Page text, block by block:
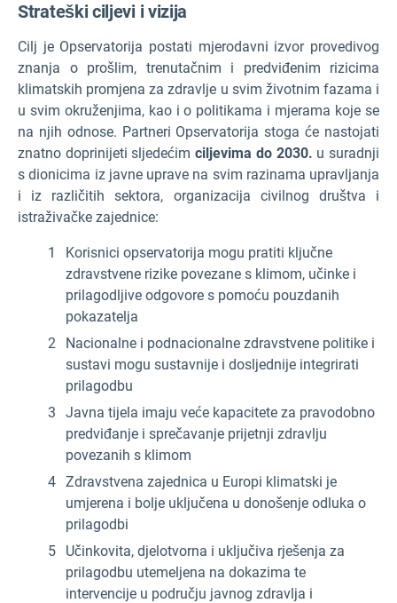
Strateški ciljevi i vizija
Cilj je Opservatorija postati mjerodavni izvor provedivog
znanja o prošlim, trenutačnim i predviđenim rizicima
klimatskih promjena za zdravlje u svim životnim fazama i
u svim okruženjima, kao i o politikama i mjerama koje se
na njih odnose. Partneri Opservatorija stoga će nastojati
znatno doprinijeti sljedećimciljevima do 2030. u suradnji
s dionicima iz javne uprave na svim razinama upravljanja
i iz različitih sektora, organizacija civilnog društva i
istraživačke zajednice:
Korisnici opservatorija mogu pratiti ključne
zdravstvene rizike povezane s klimom, učinke i
prilagodljive odgovore s pomoću pouzdanih
pokazatelja
Nacionalne i podnacionalne zdravstvene politike i
sustavi mogu sustavnije i dosljednije integrirati
prilagodbu
Javna tijela imaju veće kapacitete za pravodobno
predviđanje i sprečavanje prijetnji zdravlju
povezanih s klimom
Zdravstvena zajednica u Europi klimatski je
umjerena i bolje uključena u donošenje odluka o
prilagodbi
Učinkovita, djelotvorna i uključiva rješenja za
prilagodbu utemeljena na dokazima te
intervencije u području javnog zdravlja i